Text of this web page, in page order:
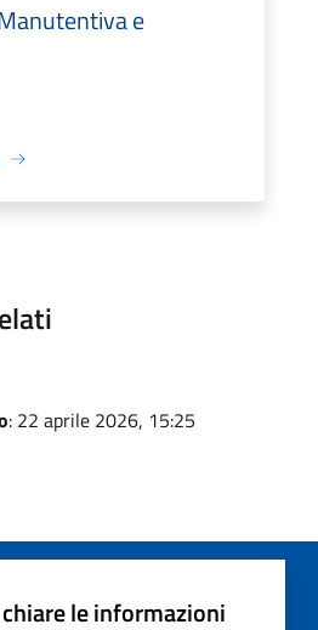
e
: 22 aprile 2026, 15:25
le informazioni